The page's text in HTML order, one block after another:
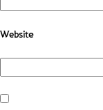
Website